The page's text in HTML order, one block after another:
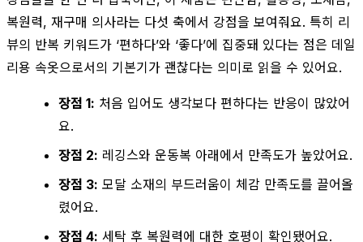
복원력, 재구매 의사라는 다섯 축에서 강점을 보여줘요. 특히 리
뷰의 반복 키워드가 ‘편하다’와 ‘좋다’에 집중돼 있다는 점은 데일
리용 속옷으로서의 기본기가 괜찮다는 의미로 읽을 수 있어요.
장점 1: 처음 입어도 생각보다 편하다는 반응이 많았어
요.
장점 2: 레깅스와 운동복 아래에서 만족도가 높았어요.
장점 3: 모달 소재의 부드러움이 체감 만족도를 끌어올
렸어요.
장점 4: 세탁 후 복원력에 대한 호평이 확인됐어요.